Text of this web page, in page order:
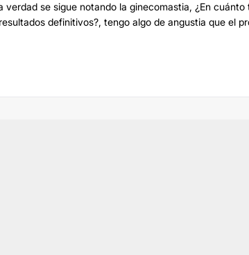
se sigue notando la ginecomastia, ¿En cuánto
definitivos?, tengo algo de angustia que el